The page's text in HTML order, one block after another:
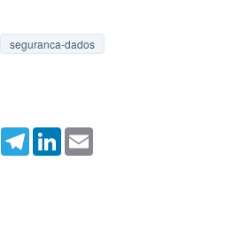
seguranca-dados
PinterestTelegramLinkedIn